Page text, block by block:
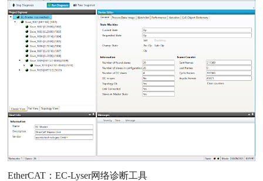
EtherCAT：EC-Lyser网络诊断工具